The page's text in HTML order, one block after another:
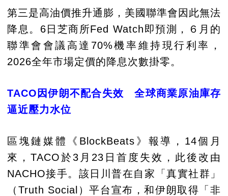
第三是高油價推升通膨，美國聯準會因此無法
降息。6日芝商所Fed Watch即預測，６月的
聯準會會議高達70%機率維持現行利率，
2026全年市場定價的降息次數掛零。
TACO因伊朗不配合失效 全球商業原油庫存
逼近壓力水位
區塊鏈媒體《BlockBeats》報導，14個月
來，TACO於3月23日首度失效，此後改由
NACHO接手。該日川普在自家「真實社群」
（Truth Social）平台宣布，和伊朗取得「非